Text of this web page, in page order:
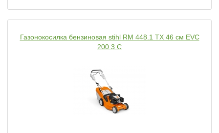
Газонокосилка бензиновая stihl RM 448.1 ТX 46 см EVC
200.3 C